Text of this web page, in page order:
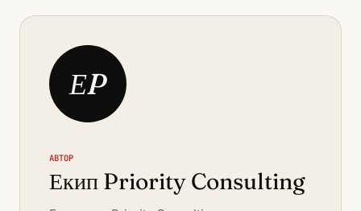
ЕP
АВТОР
Екип Priority Consulting